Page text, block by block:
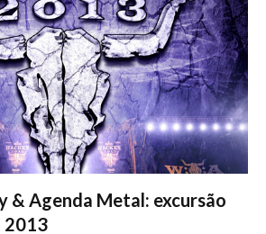
& Agenda Metal: excursão
2013